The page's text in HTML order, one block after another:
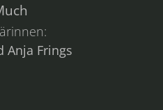
Anja Frings